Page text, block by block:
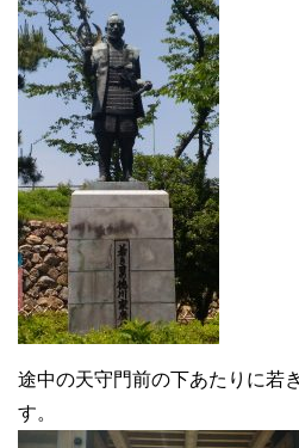
途中の天守門前の下あたりに若
す。